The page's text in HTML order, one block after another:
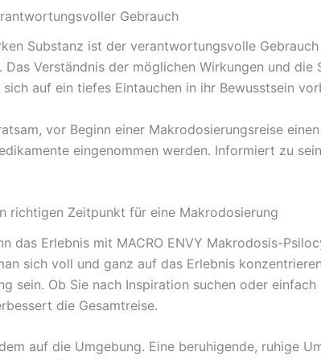
Gebrauch
Substanz ist der verantwortungsvolle
Verständnis der möglichen Wirkungen und
auf ein tiefes Eintauchen in ihr Bewusstsein
vor Beginn einer Makrodosierungsreise
eingenommen werden. Informiert zu
richtigen Zeitpunkt für eine Makrodosierung
das Erlebnis mit MACRO ENVY Makrodosis-
sich voll und ganz auf das Erlebnis
sein. Ob Sie nach Inspiration suchen oder
die Gesamtreise.
auf die Umgebung. Eine beruhigende, ruhige